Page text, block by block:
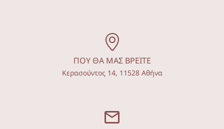
ΠΟΥ ΘΑ ΜΑΣ ΒΡΕΙΤΕ
Κερασούντος 14, 11528 Αθήνα